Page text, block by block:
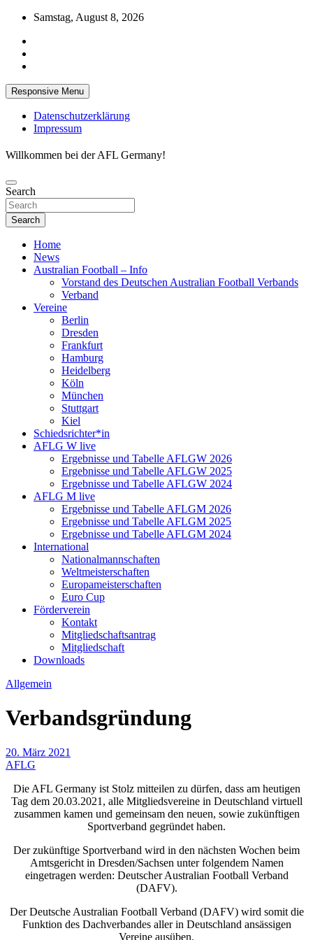
Skip
content
Samstag, August 8, 2026
Responsive Menu
Datenschutzerklärung
Impressum
Willkommen bei der AFL Germany!
Search
Search
Home
News
Australian Football – Info
Vorstand des Deutschen Australian Football Verbands
Verband
Vereine
Berlin
Dresden
Frankfurt
Hamburg
Heidelberg
Köln
München
Stuttgart
Kiel
Schiedsrichter*in
AFLG W live
Ergebnisse und Tabelle AFLGW 2026
Ergebnisse und Tabelle AFLGW 2025
Ergebnisse und Tabelle AFLGW 2024
AFLG M live
Ergebnisse und Tabelle AFLGM 2026
Ergebnisse und Tabelle AFLGM 2025
Ergebnisse und Tabelle AFLGM 2024
International
Nationalmannschaften
Weltmeisterschaften
Europameisterschaften
Euro Cup
Förderverein
Kontakt
Mitgliedschaftsantrag
Mitgliedschaft
Downloads
Allgemein
Verbandsgründung
20. März 2021
AFLG
Die AFL Germany ist Stolz mitteilen zu dürfen, dass am heutigen
Tag dem 20.03.2021, alle Mitgliedsvereine in Deutschland virtuell
zusammen kamen und gemeinsam den neuen, sowie zukünftigen
Sportverband gegründet haben.
Der zukünftige Sportverband wird in den nächsten Wochen beim
Amtsgericht in Dresden/Sachsen unter folgendem Namen
eingetragen werden: Deutscher Australian Football Verband
(DAFV).
Der Deutsche Australian Football Verband (DAFV) wird somit die
Funktion des Dachverbandes aller in Deutschland ansässigen
Vereine ausüben.